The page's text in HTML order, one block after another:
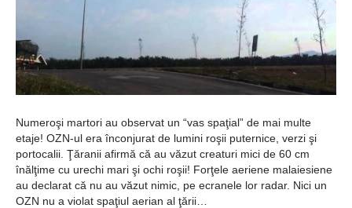
pentru un ritual de
magie neagră
Numeroşi martori au observat un “vas spaţial” de mai multe
etaje! OZN-ul era înconjurat de lumini roşii puternice, verzi şi
portocalii. Ţăranii afirmă că au văzut creaturi mici de 60 cm
înălţime cu urechi mari şi ochi roşii! Forţele aeriene malaiesiene
au declarat că nu au văzut nimic, pe ecranele lor radar. Nici un
OZN nu a violat spaţiul aerian al ţării…